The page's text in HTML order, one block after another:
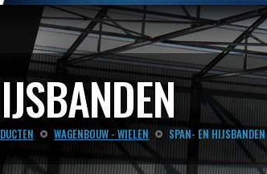
WAGENBOUW - WIELEN SPAN- EN HIJSBANDEN